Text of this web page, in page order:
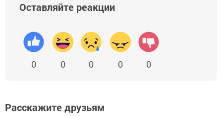
Оставляйте реакции
0 0 0 0 0
Расскажите друзьям